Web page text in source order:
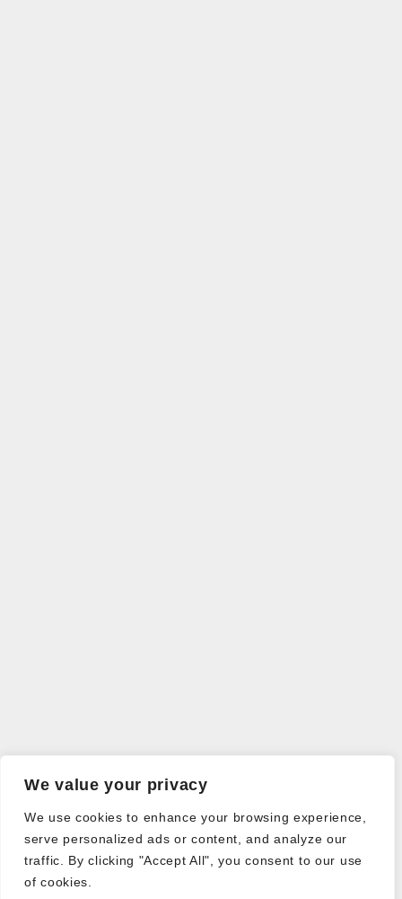
We value your privacy
We use cookies to enhance your browsing experience,
serve personalized ads or content, and analyze our
traffic. By clicking "Accept All", you consent to our use
of cookies.